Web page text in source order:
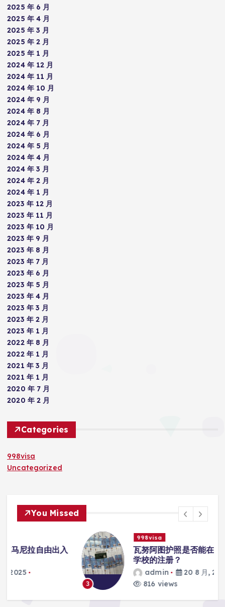
2025 年 6 月
2025 年 4 月
2025 年 3 月
2025 年 2 月
2025 年 1 月
2024 年 12 月
2024 年 11 月
2024 年 10 月
2024 年 9 月
2024 年 8 月
2024 年 7 月
2024 年 6 月
2024 年 5 月
2024 年 4 月
2024 年 3 月
2024 年 2 月
2024 年 1 月
2023 年 12 月
2023 年 11 月
2023 年 10 月
2023 年 9 月
2023 年 8 月
2023 年 7 月
2023 年 6 月
2023 年 5 月
2023 年 4 月
2023 年 3 月
2023 年 2 月
2023 年 1 月
2022 年 8 月
2022 年 1 月
2021 年 3 月
2021 年 1 月
2020 年 7 月
2020 年 2 月
Categories
998visa
Uncategorized
You Missed
998visa
瓦努阿图护照是否能在马尼拉使用国际
学校的注册？
admin
20 8 月, 2025
816 views